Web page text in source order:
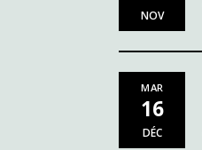
NOV
MAR
16
DÉC